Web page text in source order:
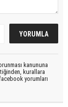
kanununa
kurallara
yorumları